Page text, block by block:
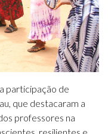
participação de
que destacaram a
professores na